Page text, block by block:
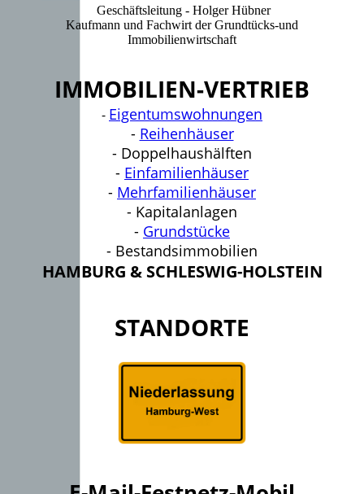
Geschäftsleitung - Holger Hübner
Kaufmann und Fachwirt der Grundtücks-und
Immobilienwirtschaft
IMMOBILIEN-VERTRIEB
- Eigentumswohnungen
- Reihenhäuser
- Doppelhaushälften
- Einfamilienhäuser
- Mehrfamilienhäuser
- Kapitalanlagen
- Grundstücke
- Bestandsimmobilien
HAMBURG & SCHLESWIG-HOLSTEIN
STANDORTE